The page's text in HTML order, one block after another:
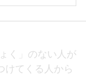
く」のない人が
けてくる人から